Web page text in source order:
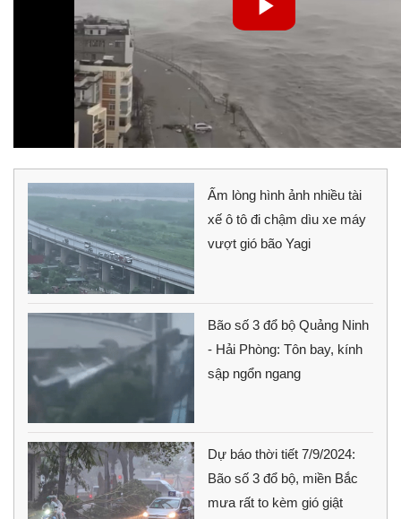
Ấm lòng hình ảnh nhiều tài
xế ô tô đi chậm dìu xe máy
vượt gió bão Yagi
Bão số 3 đổ bộ Quảng Ninh
- Hải Phòng: Tôn bay, kính
sập ngổn ngang
Dự báo thời tiết 7/9/2024:
Bão số 3 đổ bộ, miền Bắc
mưa rất to kèm gió giật